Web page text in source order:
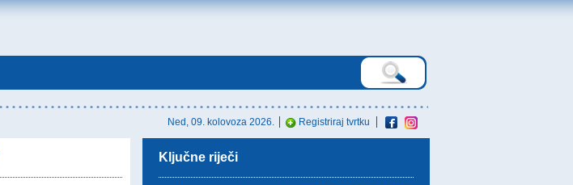
Ned, 09. kolovoza 2026. Registriraj tvrtku
Ključne riječi